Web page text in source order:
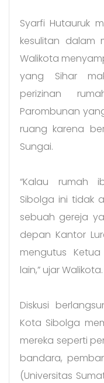
Syarfi Hutauruk
kesulitan dalam
Walikota
yang Sihar
perizinan
Parombunan
ruang karena
Sungai.
“Kalau rumah
Sibolga ini tidak
sebuah gereja
depan Kantor
mengutus
lain,” ujar Walikota.
Diskusi
Kota Sibolga
mereka seperti
bandara,
(Universitas